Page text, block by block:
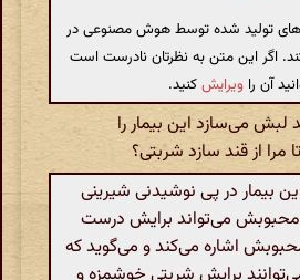
تولید شده توسط هوش مصنوعی در
اگر این متن به نظرتان نادرست است
آن را ویرایشکنید.
می‌سازد این بیمار را
مرا از قند سازد شربتی؟
بیمار در پی نوشیدنی شیرینی
می‌تواند برایش درست
اشاره می‌کند و می‌گوید که